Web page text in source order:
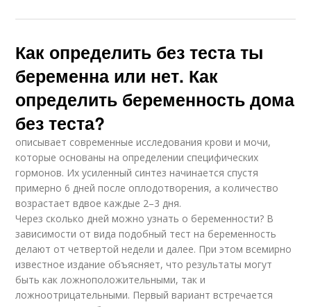
Как определить без теста ты
беременна или нет. Как
определить беременность дома
без теста?
описывает современные исследования крови и мочи,
которые основаны на определении специфических
гормонов. Их усиленный синтез начинается спустя
примерно 6 дней после оплодотворения, а количество
возрастает вдвое каждые 2–3 дня.
Через сколько дней можно узнать о беременности? В
зависимости от вида подобный тест на беременность
делают от четвертой недели и далее. При этом всемирно
известное издание объясняет, что результаты могут
быть как ложноположительными, так и
ложноотрицательными. Первый вариант встречается